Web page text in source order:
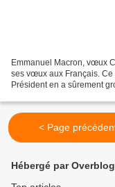
Emmanuel Macron, vœux
ses vœux aux Français.
Président en a sûrement
< Page
Hébergé par Overblog